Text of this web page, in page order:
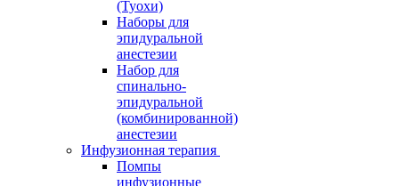
(Туохи)
Наборы для
эпидуральной
анестезии
Набор для
спинально-
эпидуральной
(комбинированной)
анестезии
Инфузионная терапия
Помпы
инфузионные